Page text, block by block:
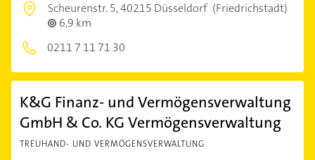
Scheurenstr. 5,40215 Düsseldorf (Friedrichstadt)
6,9 km
0211 7 11 71 30
K&G Finanz- und Vermögensverwaltung
GmbH & Co. KG Vermögensverwaltung
TREUHAND- UND VERMÖGENSVERWALTUNG